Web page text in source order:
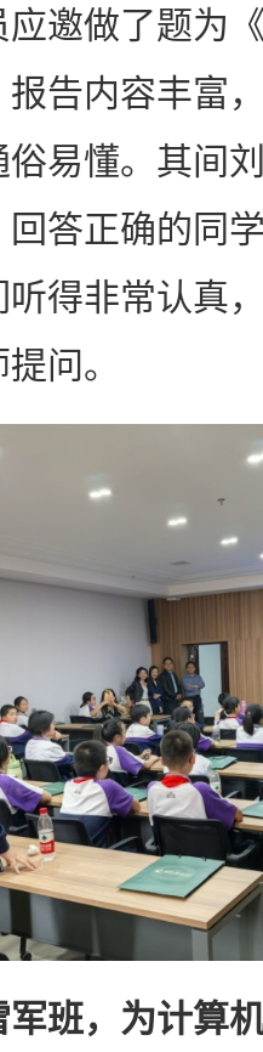
邀做了题为
告内容丰富
易懂。其间
答正确的同
得非常认真
问。
军班，为计算